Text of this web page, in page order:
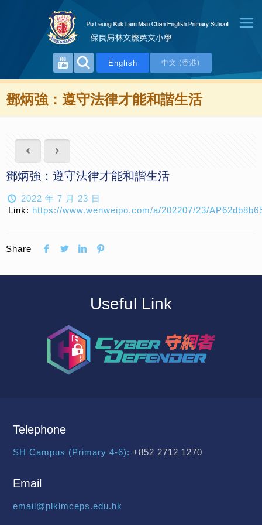
English 中文 (香港)
鄧炳強：遵守法律才能和諧生活
鄧炳強：遵守法律才能和諧生活
2022 年 7 月 23 日
Link: https://www.wenweipo.com/a/202207/23/
Share
Useful Link
Telephone
SH Campus (Primary 4-6): +852 2712 1270
Email
email@plklmceps.edu.hk